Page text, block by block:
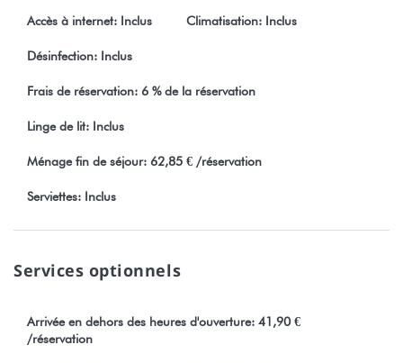
commerces et les quais.
déplacement professionnel, ce studio constitue un point de
• Situation exceptionnelle en centre-ville
• Arrivée autonome possible à toute heure (boîte à clés
• Parking gratuit à proximité
conditions générales de vente disponibles sur notre site
stayinn.vacations.
Accès à internet: Inclus Climatisation: Inclus
Désinfection: Inclus
Frais de réservation: 6 % de la réservation
Linge de lit: Inclus
Ménage fin de séjour: 62,85 € /réservation
Serviettes: Inclus
Services optionnels
Arrivée en dehors des heures d'ouverture: 41,90 €
/réservation